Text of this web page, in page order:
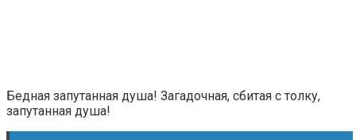
Бедная запутанная душа! Загадочная, сбитая с толку,
запутанная душа!